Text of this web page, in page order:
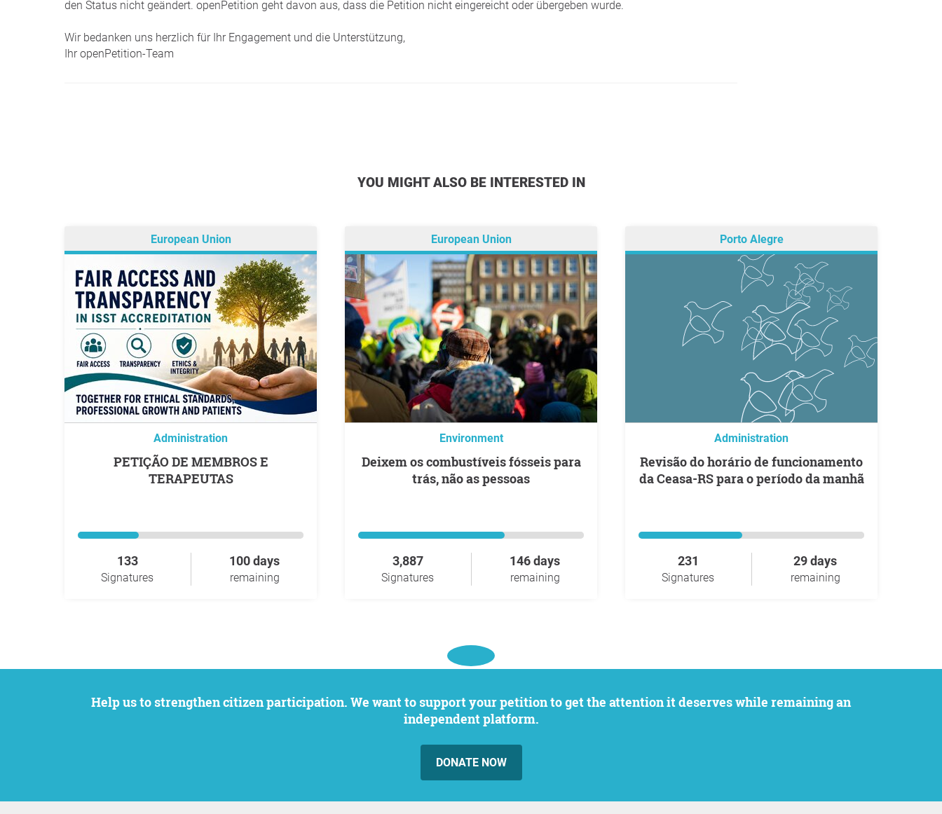
den Status nicht geändert. openPetition geht davon aus, dass die Petition nicht eingereicht oder übergeben wurde.
Wir bedanken uns herzlich für Ihr Engagement und die Unterstützung,
Ihr openPetition-Team
YOU MIGHT ALSO BE INTERESTED IN
European Union
Administration
PETIÇÃO DE MEMBROS E
TERAPEUTAS
133
Signatures
100 days
remaining
European Union
Environment
Deixem os combustíveis fósseis para
trás, não as pessoas
3,887
Signatures
146 days
remaining
Porto Alegre
Administration
Revisão do horário de funcionamento
da Ceasa-RS para o período da manhã
231
Signatures
29 days
remaining
Help us to strengthen citizen participation. We want to support your petition to get the attention it deserves while remaining an
independent platform.
DONATE NOW